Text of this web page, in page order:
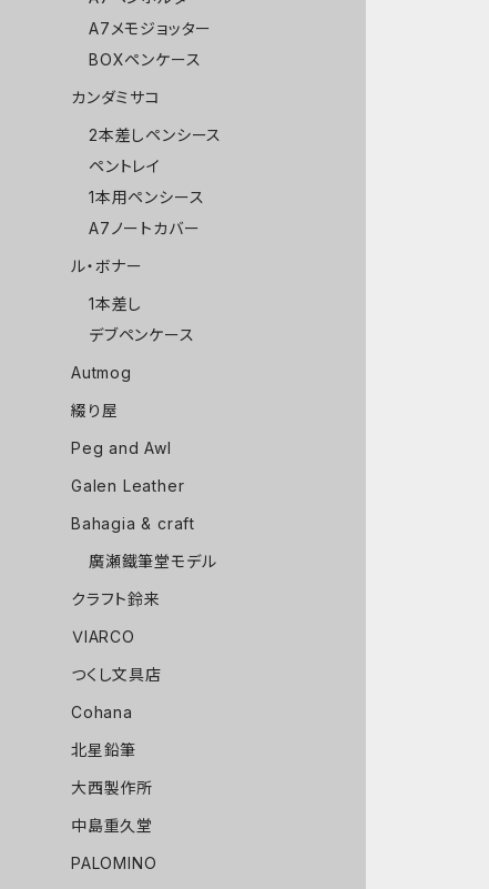
A7メモジョッター
BOXペンケース
カンダミサコ
2本差しペンシース
ペントレイ
1本用ペンシース
A7ノートカバー
ル・ボナー
1本差し
デブペンケース
Autmog
綴り屋
Peg and Awl
Galen Leather
Bahagia & craft
廣瀬鐵筆堂モデル
クラフト鈴来
ＶIARCO
つくし文具店
Cohana
北星鉛筆
大西製作所
中島重久堂
PALOMINO